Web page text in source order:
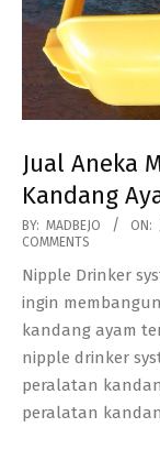
Jual Aneka
Kandang
2017-
06-
06
BY: MADBEJO ON:
COMMENTS
Nipple Drinker
ingin
kandang ayam
nipple drinker
peralatan
peralatan